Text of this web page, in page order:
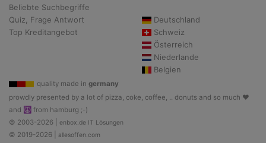
Beliebte Suchbegriffe
Quiz, Frage Antwort
Top Kreditangebot
Deutschland
Schweiz
Österreich
Niederlande
Belgien
quality made in germany
prowdly presented by a lot of pizza, coke, coffee, .. donuts and so much ♥
and ☮ from hamburg ;-)
© 2003-2026 | enbox.de IT Lösungen
© 2019-2026 | allesoffen.com